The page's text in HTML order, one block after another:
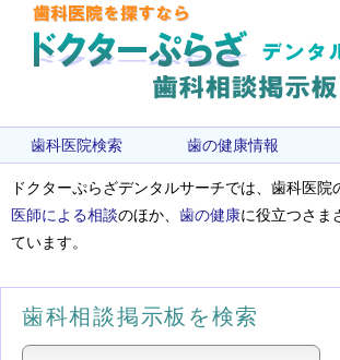
歯科医院検索 歯の健康情報
ドクターぷらざデンタルサーチでは、歯科医院
医師による相談のほか、 歯の健康に役立つさま
ています。
歯科相談掲示板を検索